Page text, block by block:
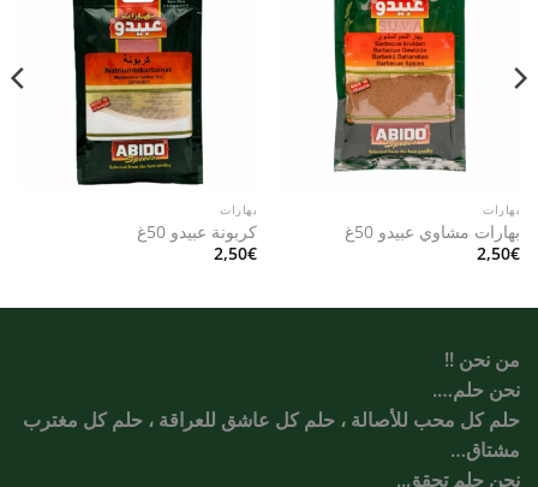
بهارات
بهارات مشاوي عبيدو 50غ
2,50€
بهارات
كربونة عبيدو 50غ
2,50€
من نحن !!
نحن حلم….
حلم كل محب للأصالة ، حلم كل عاشق للعراقة ، حلم كل مغترب
مشتاق…
نحن حلم تحقق..